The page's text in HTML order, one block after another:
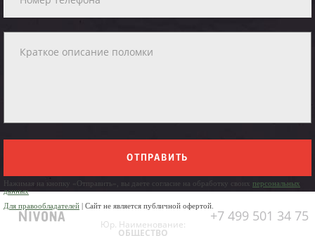
ОТПРАВИТЬ
Нажимая на кнопку «Отправить», вы даете согласие на обработку своих персональных
данных
Для правообладателей | Сайт не является публичной офертой.
+7 499 501 34 75
Юр. Наименование:
ОБЩЕСТВО